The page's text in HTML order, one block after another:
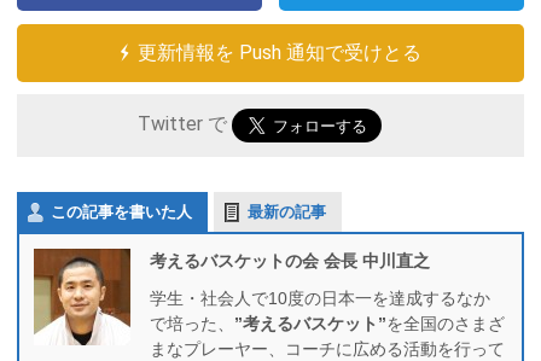
更新情報を Push 通知で受けとる
Twitter で
この記事を書いた人 最新の記事
考えるバスケットの会 会長 中川直之
学生・社会人で10度の日本一を達成するなか
で培った、 ”考えるバスケット”を全国のさまざ
まなプレーヤー、コーチに広める活動を行って